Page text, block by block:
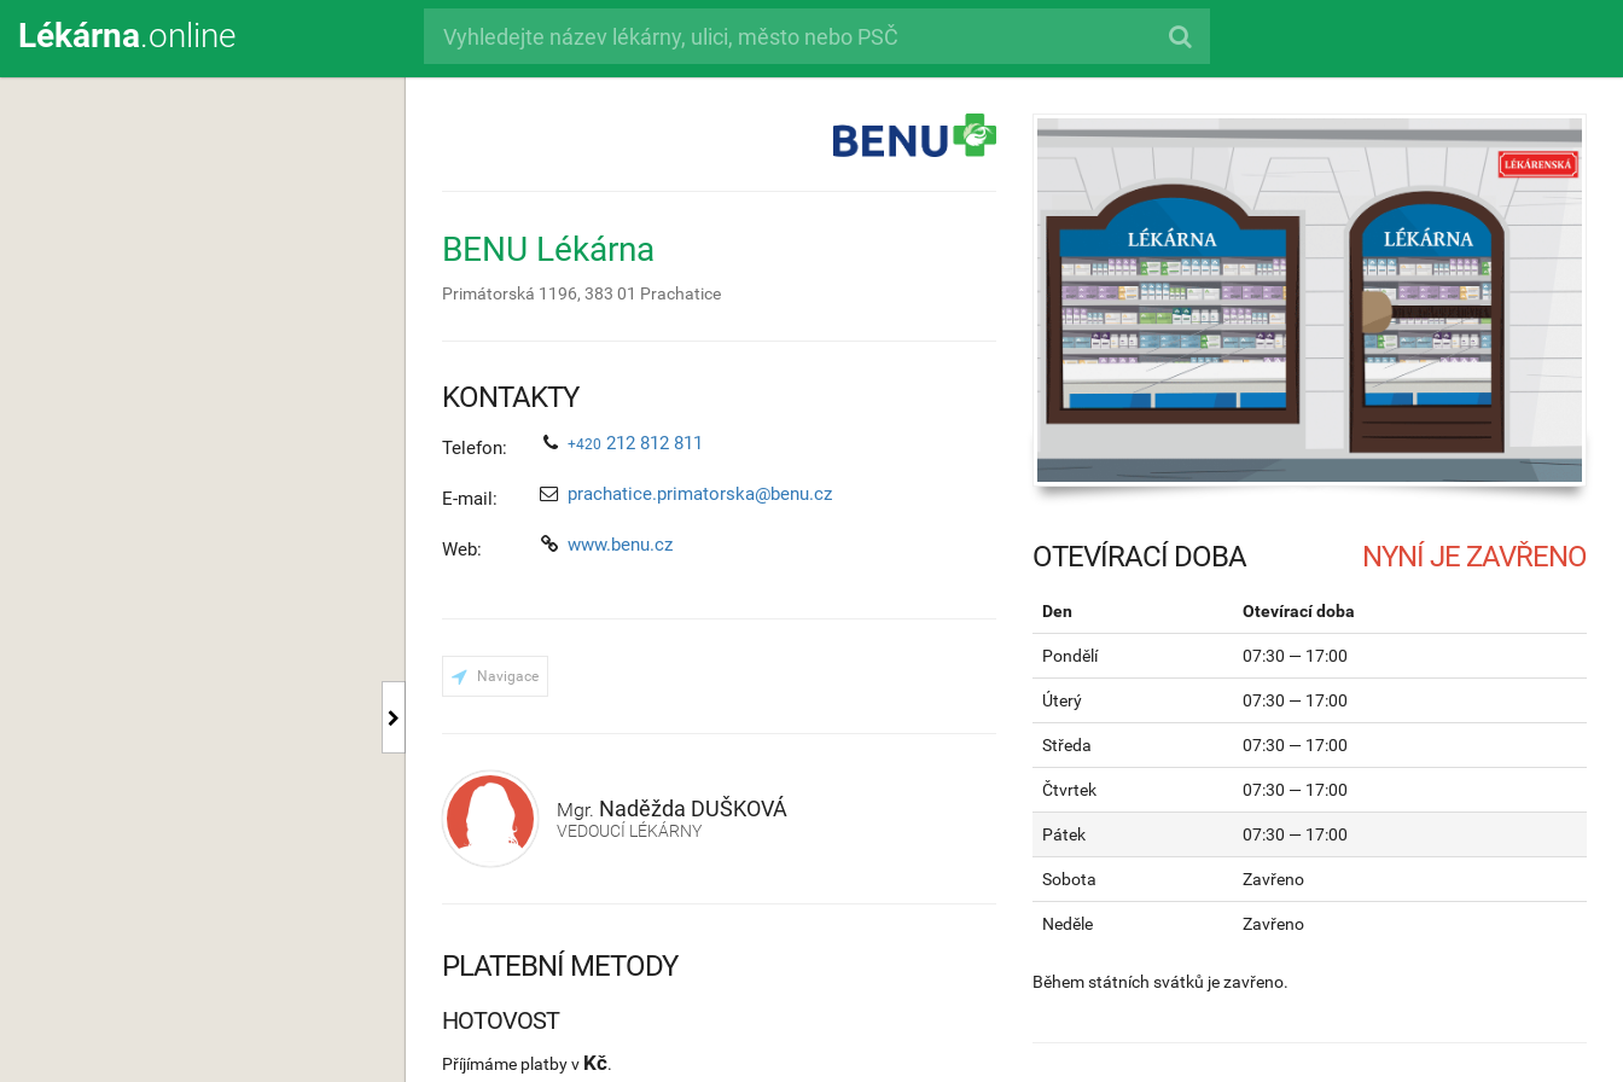
Lékárna.online
BENU Lékárna
Primátorská 1196, 383 01 Prachatice
KONTAKTY
Telefon: +420 212 812 811
E-mail: prachatice.primatorska@benu.cz
Web: www.benu.cz
Navigace
Mgr. Naděžda DUŠKOVÁ
VEDOUCÍ LÉKÁRNY
OTEVÍRACÍ DOBA
Den Otevírací doba
Pondělí 07:30 — 17:00
Úterý 07:30 — 17:00
Středa 07:30 — 17:00
Čtvrtek 07:30 — 17:00
Pátek 07:30 — 17:00
Sobota Zavřeno
Neděle Zavřeno
Během státních svátků je zavřeno.
PLATEBNÍ METODY
HOTOVOST
Příjímáme platby v Kč.